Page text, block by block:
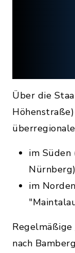
Über die
im
Nürnberg)
im
Regelmäßige
nach